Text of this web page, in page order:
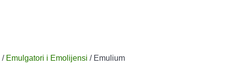
/ Emulgatori i Emolijensi / Emulium